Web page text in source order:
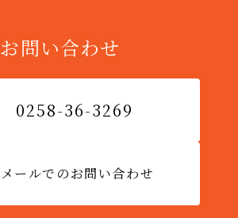
お問い合わせ
0258-36-3269
メールでのお問い合わせ